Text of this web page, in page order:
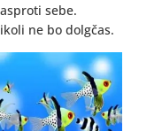
sebe.
ne bo dolgčas.